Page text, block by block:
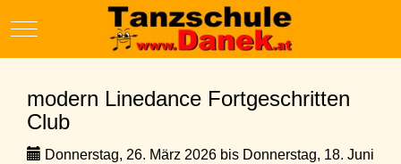
Mobile Menu Toggle
modern Linedance Fortgeschritten
Club
Donnerstag, 26. März 2026 bis Donnerstag, 18. Juni